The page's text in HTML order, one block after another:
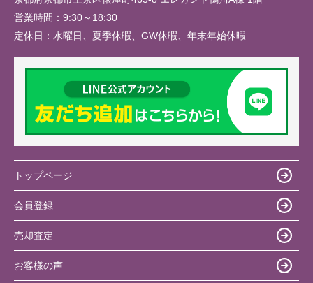
営業時間： 9:30～18:30
定休日： 水曜日、夏季休暇、GW休暇、年末年始休暇
トップページ
会員登録
売却査定
お客様の声